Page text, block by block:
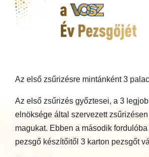
Az első zsűrizésre mintánként 3
Az első zsűrizés győztesei, a 3
elnöksége által szervezett
magukat. Ebben a második
pezsgő készítőitől 3 karton pezsgőt